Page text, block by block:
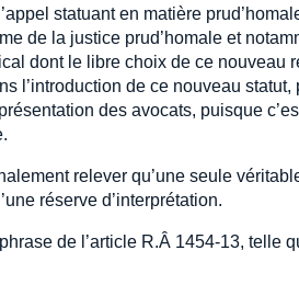
statuant en matière
de la justice prud’homale et
dont le libre choix de ce nouveau
l’introduction de ce nouveau
des avocats, puisque
relever qu’une seule
réserve d’interprétation.
de l’article R.Â 1454-13, telle